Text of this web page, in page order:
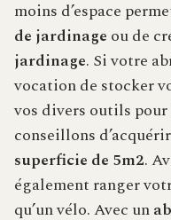
moins d’espace
de jardinage ou de
jardinage. Si votre
vocation de stocker
vos divers outils
conseillons
superficie de 5m2.
également ranger
qu’un vélo. Avec un